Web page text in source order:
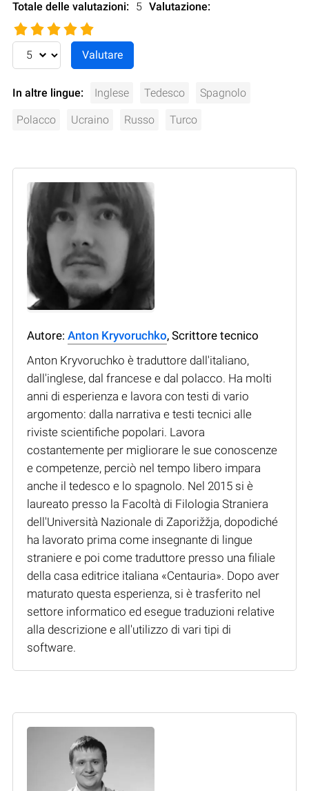
Totale delle valutazioni: 5 Valutazione:
In altre lingue: Inglese Tedesco Spagnolo
Polacco Ucraino Russo Turco
Autore: Anton Kryvoruchko, Scrittore tecnico
Anton Kryvoruchko è traduttore dall'italiano,
dall'inglese, dal francese e dal polacco. Ha molti
anni di esperienza e lavora con testi di vario
argomento: dalla narrativa e testi tecnici alle
riviste scientifiche popolari. Lavora
costantemente per migliorare le sue conoscenze
e competenze, perciò nel tempo libero impara
anche il tedesco e lo spagnolo. Nel 2015 si è
laureato presso la Facoltà di Filologia Straniera
dell'Università Nazionale di Zaporižžja, dopodiché
ha lavorato prima come insegnante di lingue
straniere e poi come traduttore presso una filiale
della casa editrice italiana «Centauria». Dopo aver
maturato questa esperienza, si è trasferito nel
settore informatico ed esegue traduzioni relative
alla descrizione e all'utilizzo di vari tipi di
software.